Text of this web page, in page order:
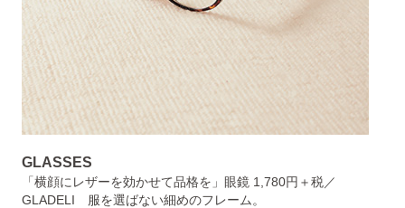
GLASSES
「横顔にレザーを効かせて品格を」眼鏡 1,780円＋税／
GLADELI 服を選ばない細めのフレーム。